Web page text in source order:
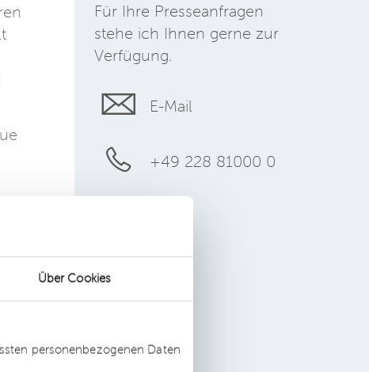
Über Cookies
personenbezogenen Daten
Für Ihre Presseanfragen
stehe ich Ihnen gerne zur
Verfügung.
E-Mail
+49 228 81000 0